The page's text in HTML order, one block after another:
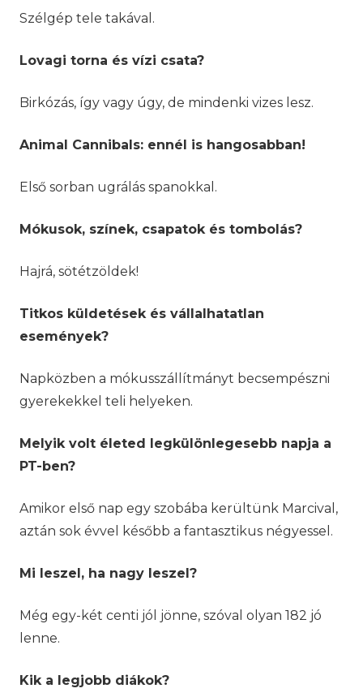
Szélgép tele takával.
Lovagi torna és vízi csata?
Birkózás, így vagy úgy, de mindenki vizes lesz.
Animal Cannibals: ennél is hangosabban!
Első sorban ugrálás spanokkal.
Mókusok, színek, csapatok és tombolás?
Hajrá, sötétzöldek!
Titkos küldetések és vállalhatatlan
események?
Napközben a mókusszállítmányt becsempészni
gyerekekkel teli helyeken.
Melyik volt életed legkülönlegesebb napja a
PT-ben?
Amikor első nap egy szobába kerültünk Marcival,
aztán sok évvel később a fantasztikus négyessel.
Mi leszel, ha nagy leszel?
Még egy-két centi jól jönne, szóval olyan 182 jó
lenne.
Kik a legjobb diákok?